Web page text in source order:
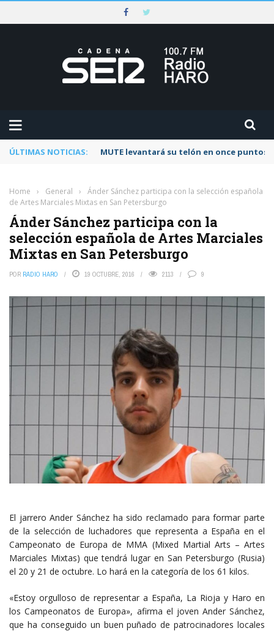
ÚLTIMAS NOTICIAS: Rescatado un ciclista accidentado en un
Home › General ›
Ánder Sánchez participa con la selección española
de Artes Marciales Mixtas en San Petersburgo
Ánder Sánchez participa con la
selección española de Artes Marciales
Mixtas en San Petersburgo
POR RADIO HARO 19 OCTUBRE, 2016 2113 9
El jarrero Ander Sánchez ha sido reclamado para formar parte
de la selección de luchadores que representa a España en el
Campeonato de Europa de MMA (Mixed Martial Arts – Artes
Marciales Mixtas) que tendrá lugar en San Petersburgo (Rusia)
el 20 y 21 de octubre. Lo hará en la categoría de los 61 kilos.
«Estoy orgulloso de representar a España, La Rioja y Haro en
los Campeonatos de Europa», afirma el joven Ander Sánchez,
que ha conseguido un buen puñado de patrocinadores locales